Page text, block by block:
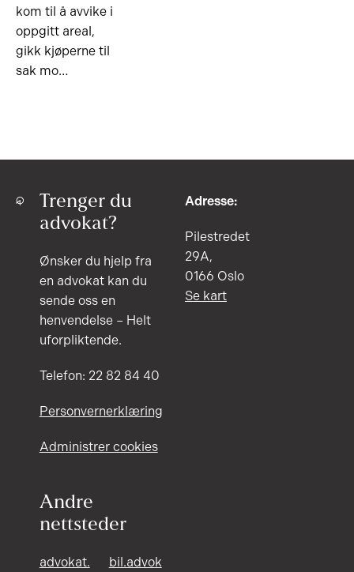
kom til å avvike i
oppgitt areal,
gikk kjøperne til
sak mo…
Trenger du
advokat?
Ønsker du hjelp fra
en advokat kan du
sende oss en
henvendelse – Helt
uforpliktende.
Telefon: 22 82 84 40
Personvernerklæring
Administrer cookies
Andre
nettsteder
advokat.
bil.advok
Adresse:
Pilestredet
29A,
0166 Oslo
Se kart